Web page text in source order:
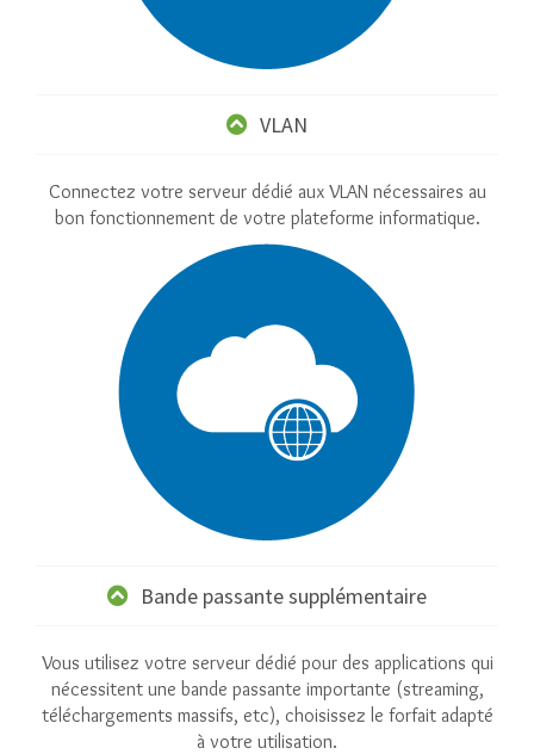
VLAN
Connectez votre serveur dédié aux VLAN nécessaires au
bon fonctionnement de votre plateforme informatique.
Bande passante supplémentaire
Vous utilisez votre serveur dédié pour des applications qui
nécessitent une bande passante importante (streaming,
téléchargements massifs, etc), choisissez le forfait adapté
à votre utilisation.